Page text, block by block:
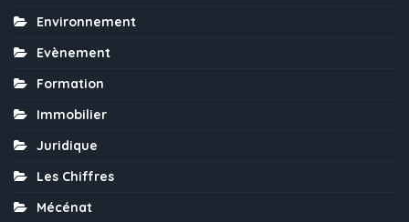
Environnement
Evènement
Formation
Immobilier
Juridique
Les Chiffres
Mécénat